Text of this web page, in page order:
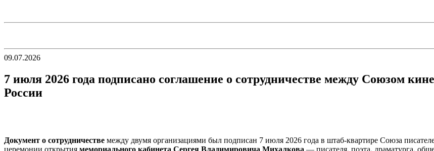
09.07.2026
7 июля 2026 года подписано соглашение о сотрудничестве между Союзом
России
Документ о сотрудничестве между двумя организациями был подписан 7 июля 2026 года в штаб-квартире Союза
церемонии открытия мемориального кабинета Сергея Владимировича Михалкова — писателя, поэта, драматурга,